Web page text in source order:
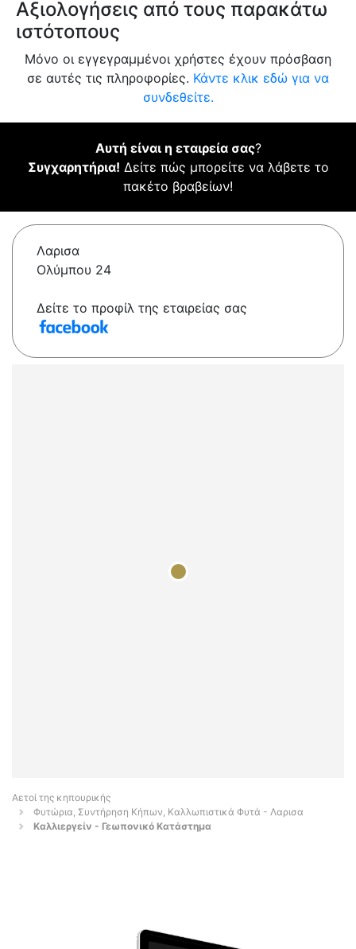
Αξιολογήσεις από τους παρακάτω
ιστότοπους
Μόνο οι εγγεγραμμένοι χρήστες έχουν πρόσβαση
σε αυτές τις πληροφορίες. Κάντε κλικ εδώ για να
συνδεθείτε.
Αυτή είναι η εταιρεία σας?
Συγχαρητήρια! Δείτε πώς μπορείτε να λάβετε το
πακέτο βραβείων!
Λαρισα
Ολύμπου 24
Δείτε το προφίλ της εταιρείας σας
Αετοί της κηπουρικής
Φυτώρια, Συντήρηση Κήπων, Καλλωπιστικά Φυτά - Λαρισα
Καλλιεργείν - Γεωπονικό Κατάστημα